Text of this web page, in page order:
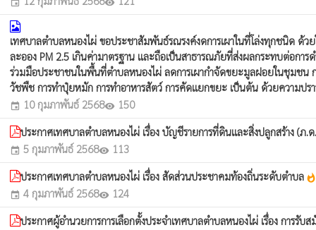
event visibility
เทศบาลตำบลหนองไผ่ ขอประชาสัมพันธ์รณรงค์งดการเผาในที่โล่งทุกชนิด
ละออง PM 2.5 เกินค่ามาตรฐาน และถือเป็นสาธารณภัยที่ส่งผลกระทบต่อก
ร่วมมือประชาชนในพื้นที่ตำบลหนองไผ่ ลดการเผากำจัดขยะมูลฝอยในชุมชน ก
วัชพืช การทำปุ๋ยหมัก การทำอาหารสัตว์ การคัดแยกขยะ เป็นต้น ด้วยความปร
event 10 กุมภาพันธ์ 2568visibility 150
ประกาศเทศบาลตำบลหนองไผ่ เรื่อง บัญชีรายการที่ดินและสิ่งปลูกสร้าง (
event 5 กุมภาพันธ์ 2568visibility 113
ประกาศเทศบาลตำบลหนองไผ่ เรื่อง สัดส่วนประชาคมท้องถิ่นระดับตำบล whatshot
event 4 กุมภาพันธ์ 2568visibility 124
ประกาศผู้อำนวยการการเลือกตั้งประจำเทศบาลตำบลหนองไผ่ เรื่อง การรั